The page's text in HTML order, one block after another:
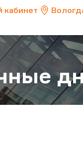
кабинет